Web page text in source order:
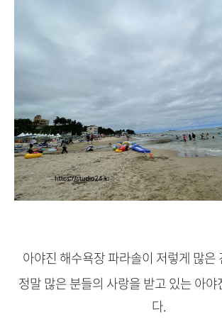
아야진 해수욕장 파라솔이 저렇게 많은
정말 많은 분들의 사랑을 받고 있는 아야
다.